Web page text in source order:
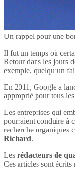
Un rappel pour une
Il fut un temps où
Retour dans les jours
exemple, quelqu’un
En 2011, Google a
approprié pour tous
Les entreprises qui
pourraient conduire à
recherche organiques
Richard.
Les rédacteurs de
Ces articles sont